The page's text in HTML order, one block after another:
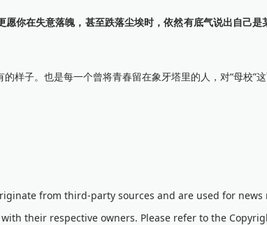
你在失意落魄，甚至跌落尘埃时，依然有底气说出自己
子。也是每一个曾将青春留在象牙塔里的人，对“母校”这
from third-party sources and are used for
their respective owners. Please refer to the